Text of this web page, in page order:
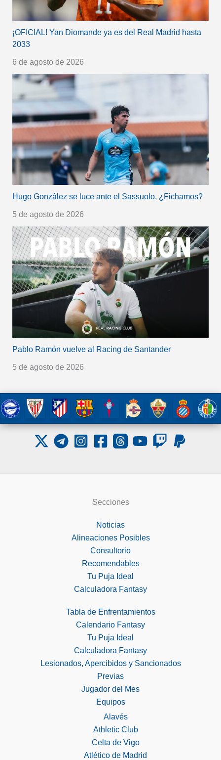
¡OFICIAL! Yan Diomande ya es del Real Madrid hasta
2033
6 de agosto de 2026
Hugo González se luce ante el Sassuolo, ¿Fichamos?
5 de agosto de 2026
Pablo Ramón vuelve al Racing de Santander
5 de agosto de 2026
Secciones
Noticias
Alineaciones Posibles
Consultorio
Recomendables
Tu Puja Ideal
Calculadora Fantasy
Tabla de Enfrentamientos
Calendario Fantasy
Tu Puja Ideal
Calculadora Fantasy
Lesionados, Apercibidos y Sancionados
Previas
Jugador del Mes
Equipos
Alavés
Athletic Club
Celta de Vigo
Atlético de Madrid